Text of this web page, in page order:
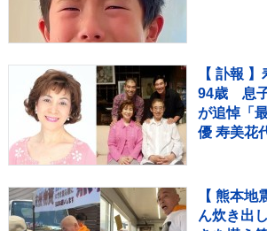
【 訃報
94歳 息
が追悼「
優 寿美花
【 熊本地
ん炊き出